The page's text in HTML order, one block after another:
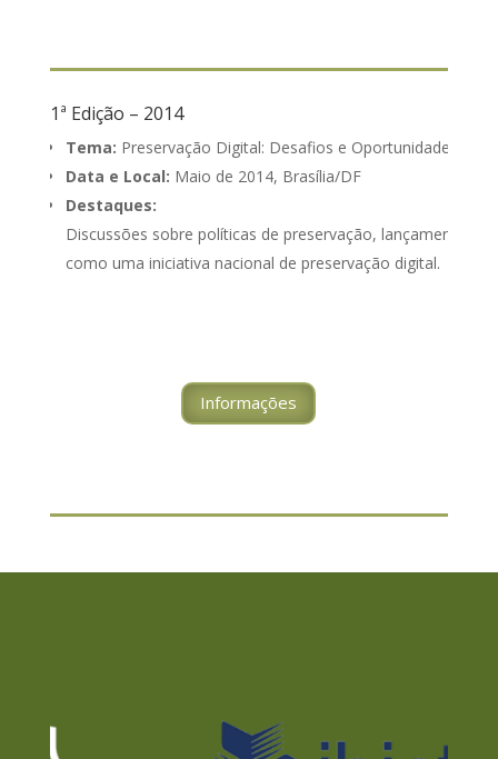
1ª Edição – 2014
Tema: Preservação Digital: Desafios e Oportunidades
Data e Local: Maio de 2014, Brasília/DF
Destaques:
Discussões sobre políticas de preservação, lançamento da
como uma iniciativa nacional de preservação digital.
Informações